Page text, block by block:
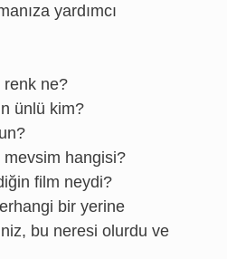
yardımcı
renk ne?
ünlü kim?
mevsim hangisi?
film neydi?
bir yerine
bu neresi olurdu ve